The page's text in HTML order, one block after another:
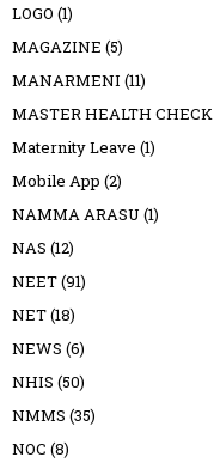
LOGO (1)
MAGAZINE (5)
MANARMENI (11)
MASTER HEALTH CHECK
Maternity Leave (1)
Mobile App (2)
NAMMA ARASU (1)
NAS (12)
NEET(91)
NET(18)
NEWS (6)
NHIS (50)
NMMS (35)
NOC (8)